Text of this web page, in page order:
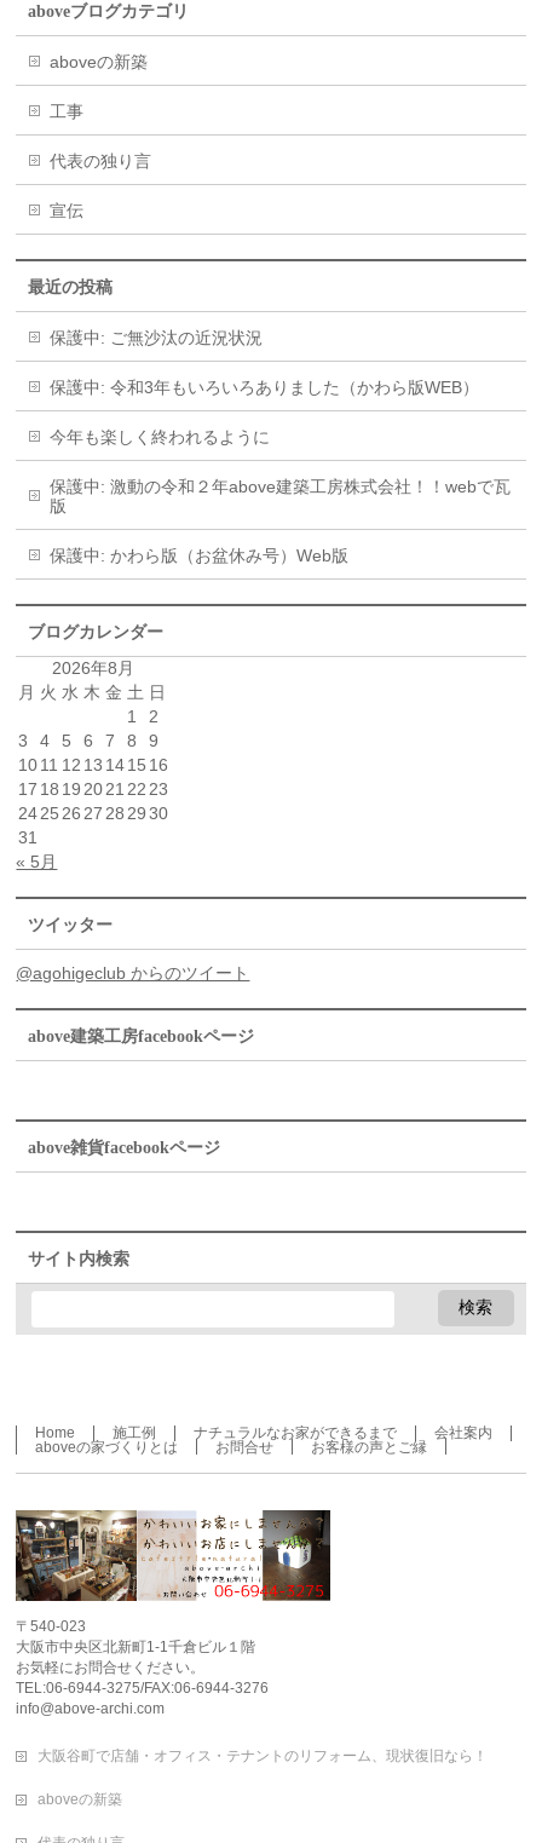
aboveブログカテゴリ
aboveの新築
工事
代表の独り言
宣伝
最近の投稿
保護中: ご無沙汰の近況状況
保護中: 令和3年もいろいろありました（かわら版WEB）
今年も楽しく終われるように
保護中: 激動の令和２年above建築工房株式会社！！webで瓦
版
保護中: かわら版（お盆休み号）Web版
ブログカレンダー
2026年8月
月 火 水 木 金 土 日
1
2
3
4 5 6 7 8
9
1011 12 13 1415 16
17 18 19 2021 22 23
2425 26 27 28 29 30
31
« 5月
ツイッター
@agohigeclub からのツイート
above建築工房facebookページ
above雑貨facebookページ
サイト内検索
Home 施工例 ナチュラルなお家ができるまで
会社案内
aboveの家づくりとは
お問合せ お客様の声とご縁
〒540-023
大阪市中央区北新町1-1千倉ビル１階
お気軽にお問合せください。
TEL:06-6944-3275/FAX:06-6944-3276
info@above-archi.com
大阪谷町で店舗・オフィス・テナントのリフォーム、現状復旧なら！
aboveの新築